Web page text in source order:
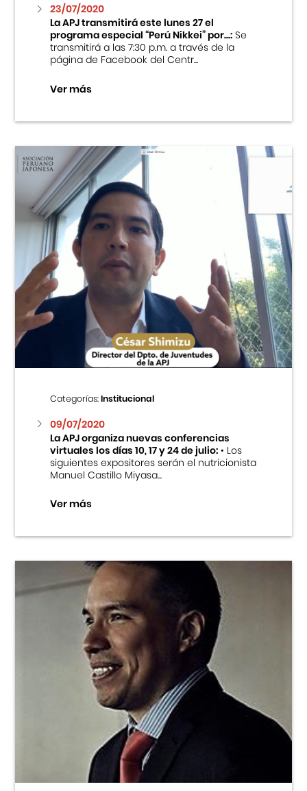
23/07/2020
La APJ transmitirá este lunes 27 el
programa especial “Perú Nikkei” por...:Se
transmitirá a las 7:30 p.m. a través de la
página de Facebook del Centr...
Ver más
Categorías:Institucional
09/07/2020
La APJ organiza nuevas conferencias
virtuales los días 10, 17 y 24 de julio:• Los
siguientes expositores serán el nutricionista
Manuel Castillo Miyasa...
Ver más